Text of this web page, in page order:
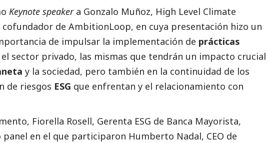
Keynote speakera Gonzalo Muñoz, High Level Climate
cofundador de AmbitionLoop, en cuya presentación hizo un
de impulsar la implementación de prácticas
el sector privado, las mismas que tendrán un impacto crucial
y la sociedad, pero también en la continuidad de los
de riesgos ESG que enfrentan y el relacionamiento con
Fiorella Rosell, Gerenta ESG de Banca Mayorista,
en el que participaron Humberto Nadal, CEO de